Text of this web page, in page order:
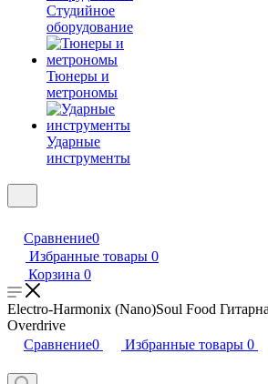
Студийное
оборудование
Тюнеры и
метрономы
Ударные
инструменты
Сравнение0
Избранные товары 0
Корзина 0
Electro-Harmonix (Nano)Soul Food
Overdrive
Сравнение0 Избранные товары 0